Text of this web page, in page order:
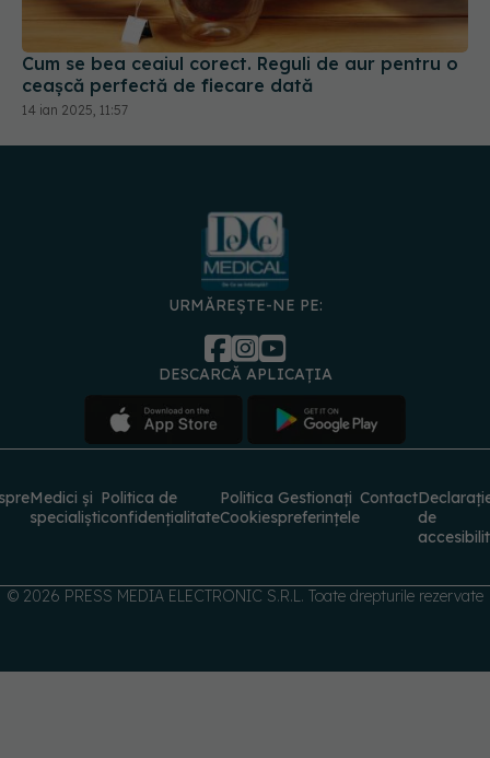
Cum se bea ceaiul corect. Reguli de aur pentru o
ceașcă perfectă de fiecare dată
14 ian 2025, 11:57
URMĂREȘTE-NE PE:
DESCARCĂ APLICAȚIA
Medici și
specialiști
Politica de
confidențialitate
Politica
Cookies
Gestionați
preferințele
Contact
de
© 2026 PRESS MEDIA ELECTRONIC S.R.L. Toate drepturile rezervate